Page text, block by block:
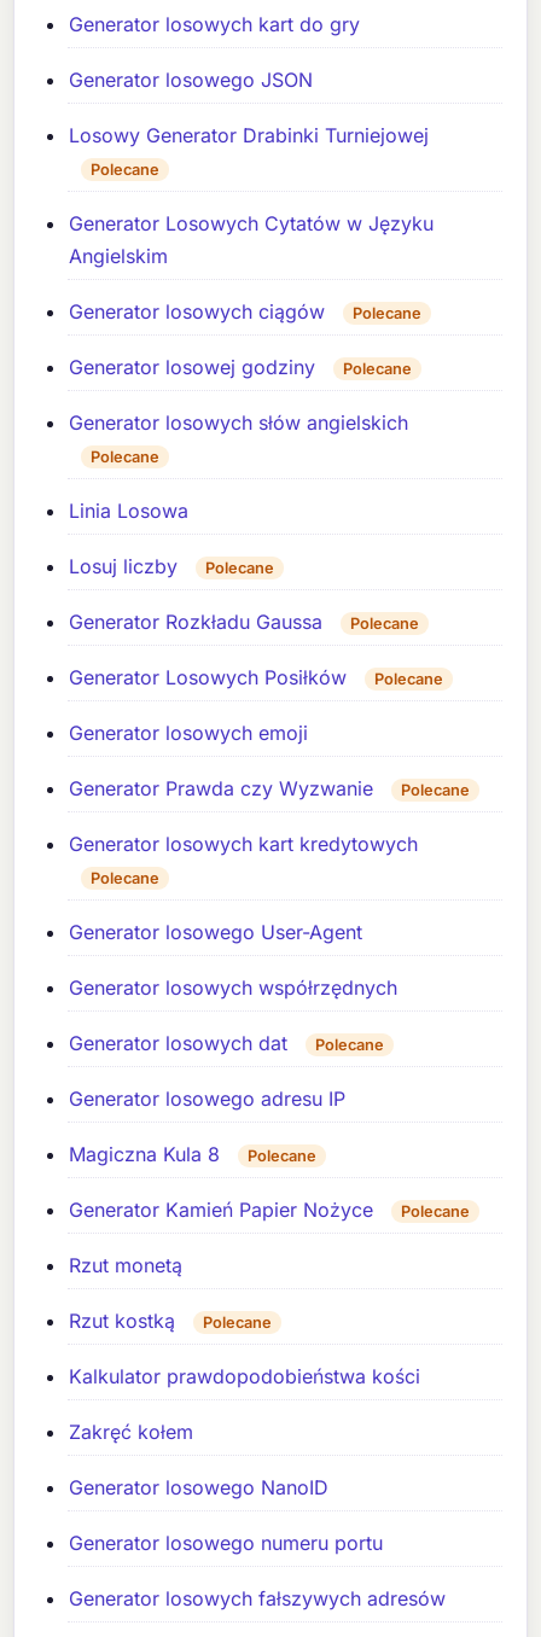
Generator losowych kart do gry
Generator losowego JSON
Losowy Generator Drabinki Turniejowej
Polecane
Generator Losowych Cytatów w Języku
Angielskim
Generator losowych ciągów Polecane
Generator losowej godziny Polecane
Generator losowych słów angielskich
Polecane
Linia Losowa
Losuj liczby Polecane
Generator Rozkładu Gaussa Polecane
Generator Losowych Posiłków Polecane
Generator losowych emoji
Generator Prawda czy Wyzwanie Polecane
Generator losowych kart kredytowych
Polecane
Generator losowego User-Agent
Generator losowych współrzędnych
Generator losowych dat Polecane
Generator losowego adresu IP
Magiczna Kula 8 Polecane
Generator Kamień Papier Nożyce Polecane
Rzut monetą
Rzut kostką Polecane
Kalkulator prawdopodobieństwa kości
Zakręć kołem
Generator losowego NanoID
Generator losowego numeru portu
Generator losowych fałszywych adresów